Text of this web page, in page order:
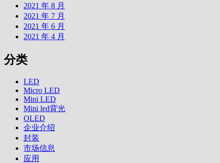
2021 年 8 月
2021 年 7 月
2021 年 6 月
2021 年 4 月
分类
LED
Micro LED
Mini LED
Mini led背光
OLED
企业介绍
封装
市场信息
应用